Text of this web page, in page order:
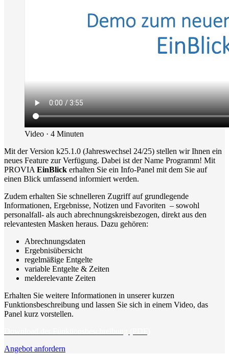
Video · 4 Minuten
Mit der Version k25.1.0 (Jahreswechsel 24/25) stellen wir Ihnen ein
neues Feature zur Verfügung. Dabei ist der Name Programm! Mit
PROVIA EinBlick erhalten Sie ein Info-Panel mit dem Sie auf
einen Blick umfassend informiert werden.
Zudem erhalten Sie schnelleren Zugriff auf grundlegende
Informationen, Ergebnisse, Notizen und Favoriten – sowohl
personalfall- als auch abrechnungskreisbezogen, direkt aus den
relevantesten Masken heraus. Dazu gehören:
Abrechnungsdaten
Ergebnisübersicht
regelmäßige Entgelte
variable Entgelte & Zeiten
melderelevante Zeiten
Erhalten Sie weitere Informationen in unserer kurzen
Funktionsbeschreibung und lassen Sie sich in einem Video, das
Panel kurz vorstellen.
Angebot anfordern